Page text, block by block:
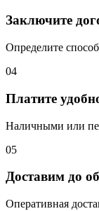
Заключите
Определите способ
04
Платите
Наличными или
05
Доставим до
Оперативная